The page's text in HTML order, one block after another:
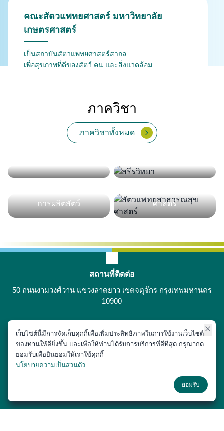
คณะสัตวแพทยศาสตร์ มหาวิทยาลัย
เกษตรศาสตร์
เป็นสถาบันสัตวแพทยศาสตร์สากล
เพื่อสุขภาพที่ดีของสัตว์ คน และสิ่งแวดล้อม
ภาควิชา
ภาควิชาทั้งหมด
เภสัชวิทยา พยาธิวิทยา
ปรสิตวิทยา
ภูมิคุ้มกัน
เวชศาสตร์คลินิกสัตว์เลี้ยง
และสัตว์ป่า
การผลิตสัตว์
ศาสตร์
สถานที่ติดต่อ
50 ถนนงามวงศ์วาน แขวงลาดยาว เขตจตุจักร กรุงเทพมหานคร
10900
ติดต่อได้ที่
02-797-1900
เว็บไซต์นี้มีการจัดเก็บคุกกี้เพื่อเพิ่มประสิทธิภาพในการใช้งานเว็บไซต์
ของท่านให้ดียิ่งขึ้น และเพื่อให้ท่านได้รับการบริการที่ดีที่สุด กรุณากด
ยอมรับเพื่อยินยอมให้เราใช้คุกกี้
นโยบายความเป็นส่วนตัว
ยอมรับ